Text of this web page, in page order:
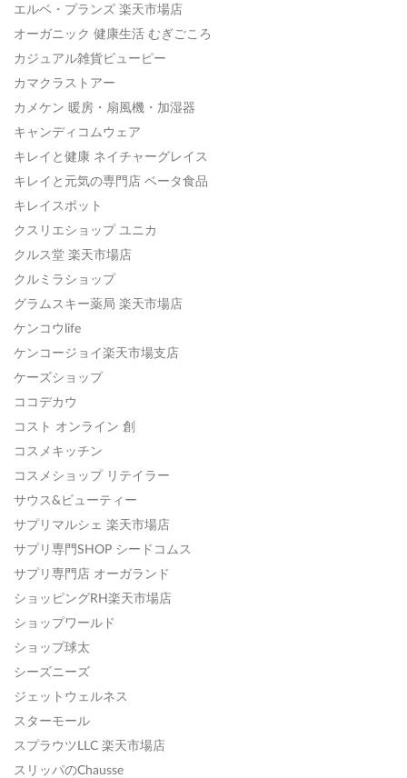
エルベ・プランズ 楽天市場店
オーガニック 健康生活 むぎごころ
カジュアル雑貨ビューピー
カマクラストアー
カメケン 暖房・扇風機・加湿器
キャンディコムウェア
キレイと健康 ネイチャーグレイス
キレイと元気の専門店 ベータ食品
キレイスポット
クスリエショップ ユニカ
クルス堂 楽天市場店
クルミラショップ
グラムスキー薬局 楽天市場店
ケンコウlife
ケンコージョイ楽天市場支店
ケーズショップ
ココデカウ
コスト オンライン 創
コスメキッチン
コスメショップ リテイラー
サウス&ビューティー
サプリマルシェ 楽天市場店
サプリ専門SHOP シードコムス
サプリ専門店 オーガランド
ショッピングRH楽天市場店
ショップワールド
ショップ球太
シーズニーズ
ジェットウェルネス
スターモール
スプラウツLLC 楽天市場店
スリッパのChausse